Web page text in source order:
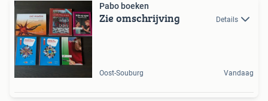
Pabo boeken
Zie omschrijving Details
Oost-Souburg Vandaag